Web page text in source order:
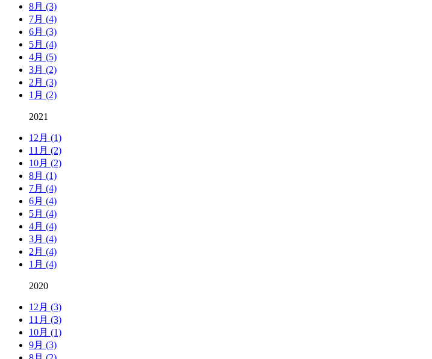
8月 (3)
7月 (4)
6月 (3)
5月 (4)
4月 (5)
3月 (2)
2月 (3)
1月 (2)
2021
12月 (1)
11月 (2)
10月 (2)
8月 (1)
7月 (4)
6月 (4)
5月 (4)
4月 (4)
3月 (4)
2月 (4)
1月 (4)
2020
12月 (3)
11月 (3)
10月 (1)
9月 (3)